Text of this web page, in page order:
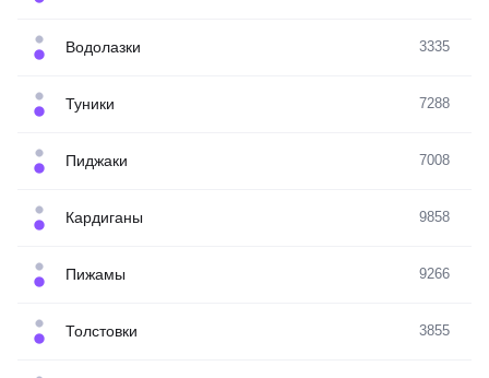
Водолазки 3335
Туники 7288
Пиджаки 7008
Кардиганы 9858
Пижамы 9266
Толстовки 3855